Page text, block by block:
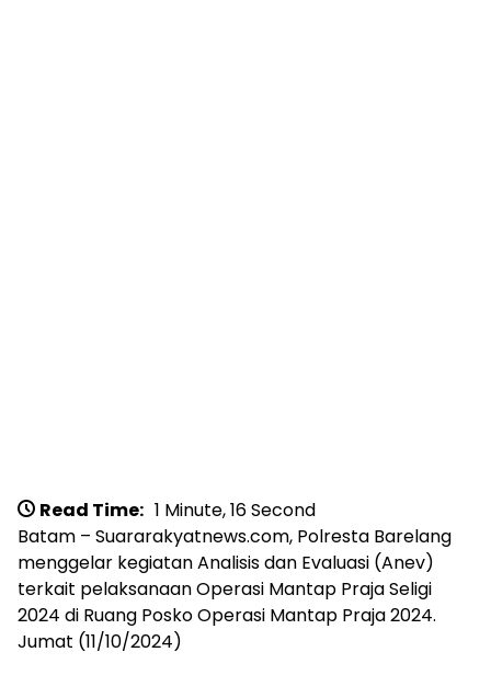
Read Time: 1 Minute, 16 Second
Batam – Suararakyatnews.com, Polresta Barelang
menggelar kegiatan Analisis dan Evaluasi (Anev)
terkait pelaksanaan Operasi Mantap Praja Seligi
2024 di Ruang Posko Operasi Mantap Praja 2024.
Jumat (11/10/2024)